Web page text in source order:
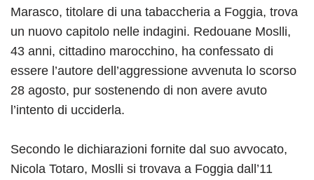
Marasco, titolare di una tabaccheria a Foggia, trova
un nuovo capitolo nelle indagini. Redouane Moslli,
43 anni, cittadino marocchino, ha confessato di
essere l’autore dell’aggressione avvenuta lo scorso
28 agosto, pur sostenendo di non avere avuto
l’intento di ucciderla.
Secondo le dichiarazioni fornite dal suo avvocato,
Nicola Totaro, Moslli si trovava a Foggia dall’11